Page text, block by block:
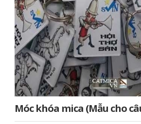
Móc khóa mica (Mẫu cho